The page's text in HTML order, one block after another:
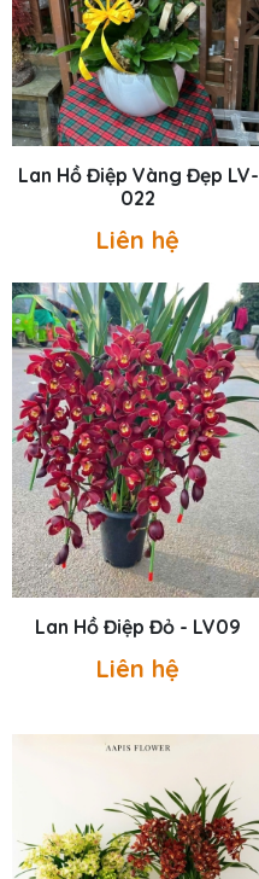
Lan Hồ Điệp Vàng Đẹp LV-
022
Liên hệ
Lan Hồ Điệp Đỏ - LV09
Liên hệ